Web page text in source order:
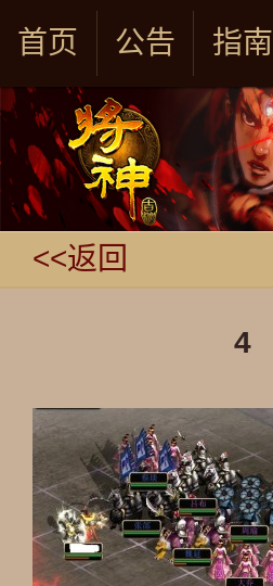
首页 公告 指南
<<返回
4